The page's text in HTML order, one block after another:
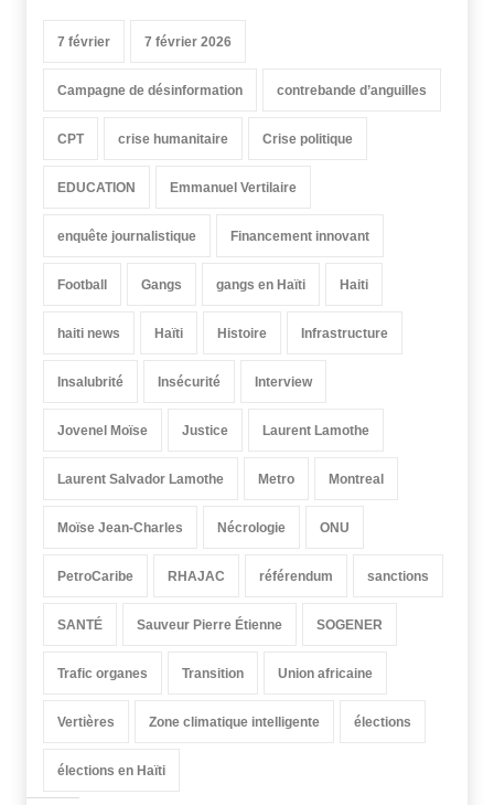
7 février 7 février 2026
Campagne de désinformation contrebande d’anguilles
CPT crise humanitaire Crise politique
EDUCATION Emmanuel Vertilaire
enquête journalistique Financement innovant
Football Gangs gangs en Haïti Haiti
haiti news Haïti Histoire Infrastructure
Insalubrité Insécurité Interview
Jovenel Moïse Justice Laurent Lamothe
Laurent Salvador Lamothe Metro Montreal
Moïse Jean-Charles Nécrologie ONU
PetroCaribe RHAJAC référendum sanctions
SANTÉ Sauveur Pierre Étienne SOGENER
Trafic organes Transition Union africaine
Vertières Zone climatique intelligente élections
élections en Haïti